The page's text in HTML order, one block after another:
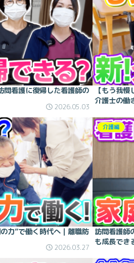
問看護に復帰した看護師の
2026.05.03
【もう我
介護士の働
力”で働く時代へ｜離職防
2026.03.27
介護編
訪問看護師
も成長でき